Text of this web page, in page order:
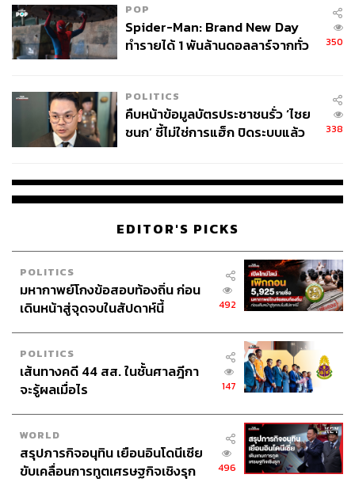
POP
Spider-Man: Brand New Day
ทำรายได้ 1 พันล้านดอลลาร์จากทั่ว
350
POLITICS
คืบหน้าข้อมูลบัตรประชาชนรั่ว ‘ไชย
ชนก’ ชี้ไม่ใช่การแฮ็ก ปิดระบบแล้ว
338
EDITOR'S PICKS
POLITICS
มหากาพย์โกงข้อสอบท้องถิ่น ก่อน
เดินหน้าสู่จุดจบในสัปดาห์นี้
492
POLITICS
เส้นทางคดี 44 สส. ในชั้นศาลฎีกา
จะรู้ผลเมื่อไร
147
WORLD
สรุปภารกิจอนุทิน เยือนอินโดนีเซีย
ขับเคลื่อนการทูตเศรษฐกิจเชิงรุก
496